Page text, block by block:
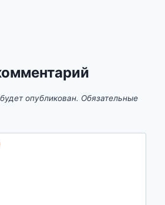
опубликован. Обязательные